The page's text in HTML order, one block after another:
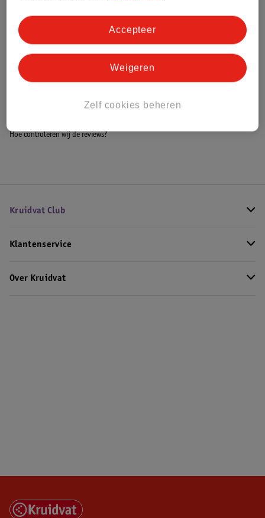
Bestel & Bezorginformatie
Bekijk ook
Alle Herenparfum
Hoe controleren wij de reviews?
Kruidvat Club
Klantenservice
Over Kruidvat
Zelf cookies beheren
Weigeren
Accepteer